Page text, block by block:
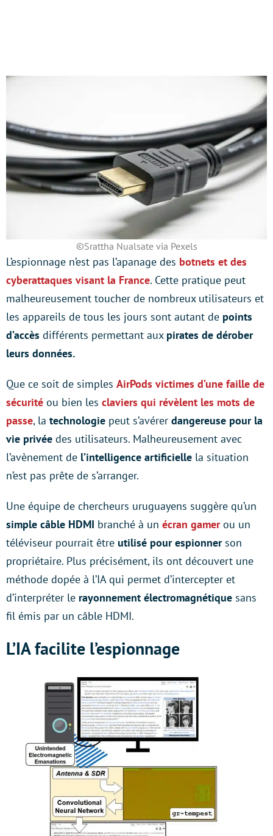
©Srattha Nualsate via Pexels
L’espionnage n’est pas l’apanage des botnets et des
cyberattaques visant la France. Cette pratique peut
malheureusement toucher de nombreux utilisateurs et
les appareils de tous les jours sont autant de points
d’accès différents permettant aux pirates de dérober
leurs données.
Que ce soit de simples AirPods victimes d’une faille de
sécurité ou bien les claviers qui révèlent les mots de
passe, la technologie peut s’avérer dangereuse pour la
vie privée des utilisateurs. Malheureusement avec
l’avènement de l’intelligence artificielle la situation
n’est pas prête de s’arranger.
Une équipe de chercheurs uruguayens suggère qu’un
simple câble HDMI branché à un écran gamerou un
téléviseur pourrait être utilisé pour espionnerson
propriétaire. Plus précisément, ils ont découvert une
méthode dopée à l’IA qui permet d’intercepter et
d’interpréter le rayonnement électromagnétique sans
fil émis par un câble HDMI.
L’IA facilite l’espionnage